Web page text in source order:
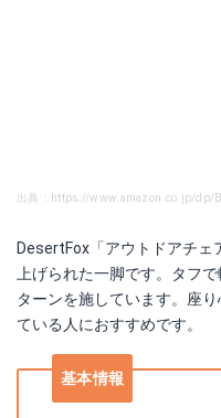
出典：https://www.amazon.co.jp/dp/
DesertFox「アウトドアチェ
上げられた一脚です。タフ
ターンを施しています。座
ている人におすすめです。
基本情報